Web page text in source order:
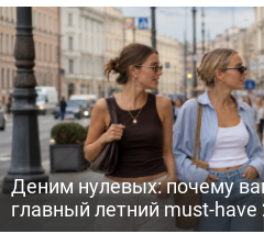
Деним нулевых: почему
главный летний must-have